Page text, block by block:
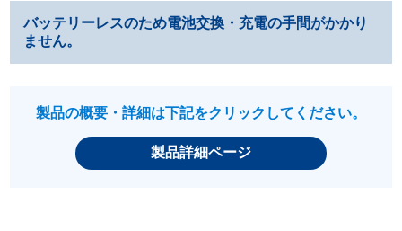
バッテリーレスのため電池交換・充電の手間がかかり
ません。
製品の概要・詳細は下記をクリックしてください。
製品詳細ページ